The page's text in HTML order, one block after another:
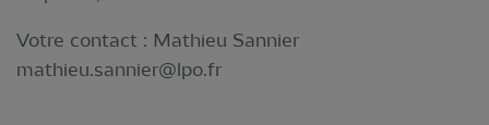
Votre contact : Mathieu Sannier
mathieu.sannier@lpo.fr